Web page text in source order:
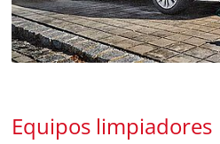
Equipos limpiadores